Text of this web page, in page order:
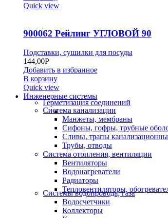
Quick view
900062 Рейлинг УГЛОВОЙ 90
Подставки, сушилки для посуды
144,00Р
Добавить в избранное
В корзину
Quick view
Инженерные системы
Герметизация соединений
Система канализации
Манжеты, мембраны
Сифоны, гофры, трубные
Сливы, трапы
Трубы, отводы
Система отопления, вентиляции
Вентиляторы
Водонагреватели
Радиаторы
Тепловентиляторы,
Системы водопровода, газа
Водосчетчики
Коллекторы